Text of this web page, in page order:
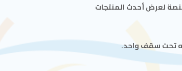
لعرض أحدث المنتجات
تحت سقف واحد.